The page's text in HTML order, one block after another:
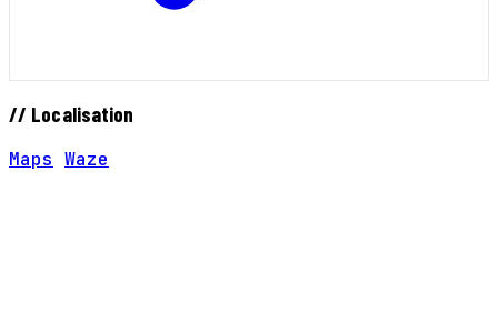
// Localisation
Maps Waze